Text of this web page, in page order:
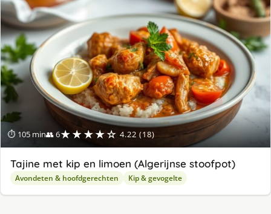
⏱ 105 min👥 6★★★★☆ 4.22 (18)
Tajine met kip en limoen (Algerijnse stoofpot)
Avondeten & hoofdgerechten Kip & gevogelte